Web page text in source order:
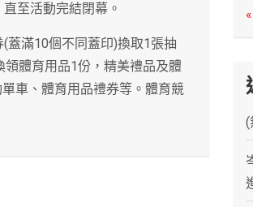
至活動完結閉幕。
蓋滿10個不同蓋印)換取1張抽
體育用品1份，精美禮品及體
車、體育用品禮券等。體育競
(